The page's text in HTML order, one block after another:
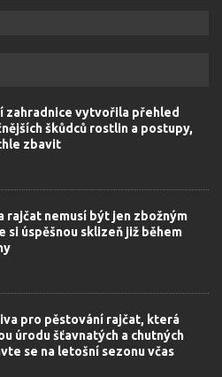
zahradnice vytvořila přehled
škůdců rostlin a postupy,
zbavit
rajčat nemusí být jen zbožným
si úspěšnou sklizeň již během
pro pěstování rajčat, která
úrodu šťavnatých a chutných
se na letošní sezonu včas